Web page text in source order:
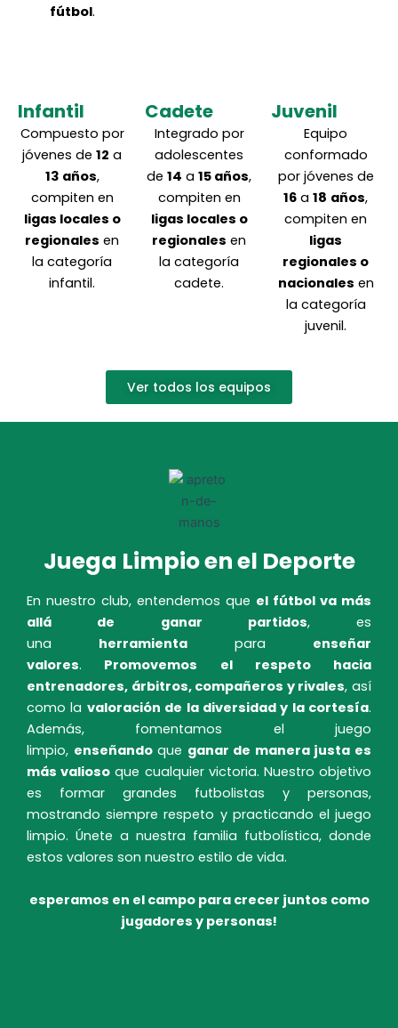
fútbol.
Infantil
Compuesto por
jóvenes de12 a
13 años,
compiten en
ligas locales o
regionales en
la categoría
infantil.
Cadete
Integrado por
adolescentes
de 14 a 15 años,
compiten en
ligas locales o
regionales en
la categoría
cadete.
Juvenil
Equipo
conformado
por jóvenes de
16 a18 años,
compiten en
ligas
regionales o
nacionales en
la categoría
juvenil.
Ver todos los equipos
Juega Limpio en el Deporte
En nuestro club, entendemos que el fútbol va más
allá de ganar partidos, es
una herramienta para enseñar
valores. Promovemos el respeto hacia
entrenadores, árbitros, compañeros y rivales, así
como la valoración de la diversidad y la cortesía.
Además, fomentamos el juego
limpio, enseñandoque ganar de manera justa es
más valioso que cualquier victoria. Nuestro objetivo
es formar grandes futbolistas y personas,
mostrando siempre respeto y practicando el juego
limpio. Únete a nuestra familia futbolística, donde
estos valores son nuestro estilo de vida.
esperamos en el campo para crecer juntos como
jugadores y personas!